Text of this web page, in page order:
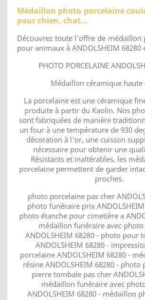
Médaillon photo porcelaine
pour chien, chat...
Découvrez toute l'offre de médaillon
pour animaux à ANDOLSHEIM 68280
PHOTO PORCELAINE
Médaillon céramique haute
La porcelaine est une céramique
produite à partir du Kaolin. Nos
sont fabriquées de manière
un four à une température de 930
décoration à l'or, une cuisson
nécessaire pour obtenir une
Résistants et inaltérables, les
porcelaine permettent de garder
proches.
photo porcelaine pas cher
photo funéraire prix
photo étanche pour cimetière a
médaillon funéraire avec photo
ANDOLSHEIM 68280 - photo pour
ANDOLSHEIM 68280 -
porcelaine ANDOLSHEIM 68280 -
résine ANDOLSHEIM 68280 -
pierre tombale pas cher
médaillon funéraire avec
ANDOLSHEIM 68280 - médaillon